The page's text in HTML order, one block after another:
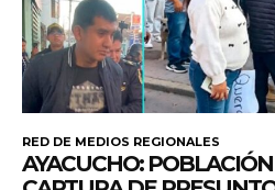
RED DE MEDIOS REGIONALES
AYACUCHO: